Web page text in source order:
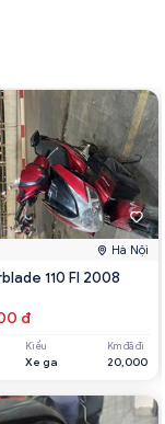
Hà Nội
110 FI 2008
đ
Kiểu
Xe ga
Km đã đi
20,000